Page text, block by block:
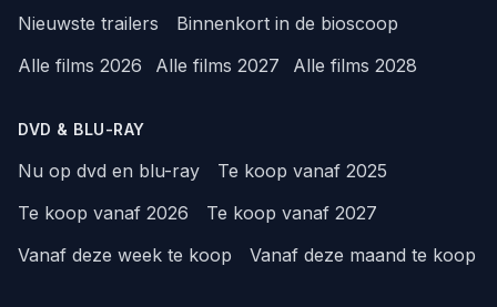
Nieuwste trailers
Binnenkort in de bioscoop
Alle films 2026
Alle films 2027 Alle films 2028
DVD & BLU-RAY
Nu op dvd en blu-ray
Te koop vanaf 2025
Te koop vanaf 2026
Te koop vanaf 2027
Vanaf deze week te koop
Vanaf deze maand te koop